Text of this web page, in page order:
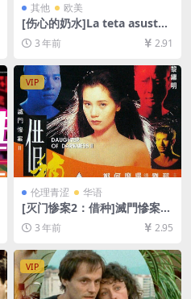
其他 欧美
[伤心的奶水]La teta asustad
a (2009)[百度网盘+夸克网盘1
080P超清未删减资源][网盘在
线播放/下载][MP4/6.3GB][中
文字幕]
3 年前 2.91
VIP
伦理青涩 华语
[灭门惨案2：借种]滅門慘案II
借種 (1994)[百度网盘+迅雷云
盘资源1080P超清未删减][MP
法在线播放，请下载防和谐压
缩包（含解压密码）】
3 年前 2.95
VIP